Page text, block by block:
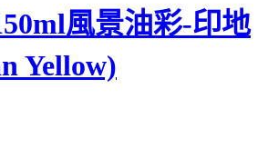
風景油彩-印地
Yellow)